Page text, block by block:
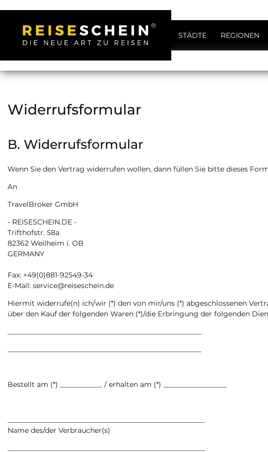
STÄDTE REGIONEN
Widerrufs­formular
B. Widerrufsformular
Wenn Sie den Vertrag widerrufen wollen, dann füllen Sie bitte dieses
An
TravelBroker GmbH
- REISESCHEIN.DE -
Trifthofstr. 58a
82362 Weilheim i. OB
GERMANY
Fax: +49(0)881-92549-34
E-Mail: service@reiseschein.de
Hiermit widerrufe(n) ich/wir (*) den von mir/uns (*) abgeschlossenen
über den Kauf der folgenden Waren (*)/die Erbringung der folgenden
Bestellt am (*) ____________ / erhalten am (*) __________________
Name des/der Verbraucher(s)